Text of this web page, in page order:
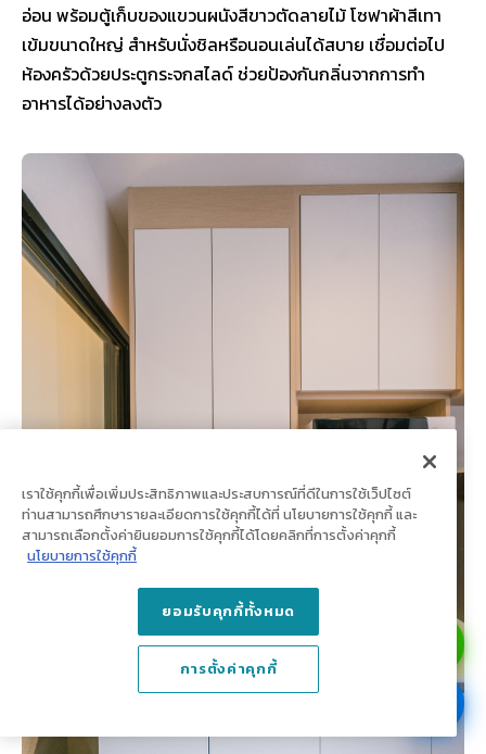
อ่อน พร้อมตู้เก็บของแขวนผนังสีขาวตัดลายไม้ โซฟาผ้าสีเทา
เข้มขนาดใหญ่ สำหรับนั่งชิลหรือนอนเล่นได้สบาย เชื่อมต่อไป
ห้องครัวด้วยประตูกระจกสไลด์ ช่วยป้องกันกลิ่นจากการทำ
อาหารได้อย่างลงตัว
เราใช้คุกกี้เพื่อเพิ่มประสิทธิภาพและประสบการณ์ที่ดีในการใช้เว็ปไซต์
ท่านสามารถศึกษารายละเอียดการใช้คุกกี้ได้ที่ นโยบายการใช้คุกกี้ และ
สามารถเลือกตั้งค่ายินยอมการใช้คุกกี้ได้โดยคลิกที่การตั้งค่าคุกกี้
นโยบายการใช้คุกกี้
ยอมรับคุกกี้ทั้งหมด
การตั้งค่าคุกกี้